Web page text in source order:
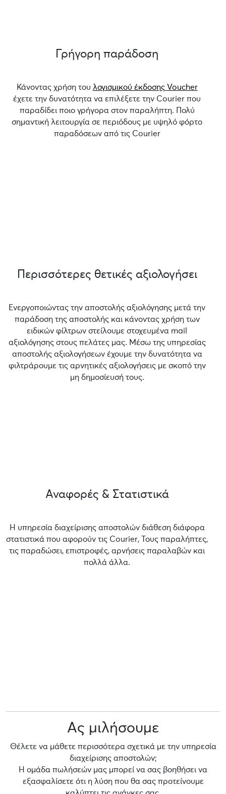
Γρήγορη παράδοση
Κάνοντας χρήση του λογισμικού έκδοσης Voucher
έχετε την δυνατότητα να επιλέξετε την Courier που
παραδίδει ποιο γρήγορα στον παραλήπτη. Πολύ
σημαντική λειτουργία σε περιόδους με υψηλό φόρτο
παραδόσεων από τις Courier
Περισσότερες θετικές αξιολογήσει
Ενεργοποιώντας την αποστολής αξιολόγησης μετά την
παράδοση της αποστολής και κάνοντας χρήση των
ειδικών φίλτρων στείλουμε στοχευμένα mail
αξιολόγησης στους πελάτες μας. Μέσω της υπηρεσίας
αποστολής αξιολογήσεων έχουμε την δυνατότητα να
φιλτράρουμε τις αρνητικές αξιολογήσεις με σκοπό την
μη δημοσίευσή τους.
Αναφορές & Στατιστικά
Η υπηρεσία διαχείρισης αποστολών διάθεση διάφορα
στατιστικά που αφορούν τις Courier, Τους παραλήπτες,
τις παραδώσει, επιστροφές, αρνήσεις παραλαβών και
πολλά άλλα.
Ας μιλήσουμε
Θέλετε να μάθετε περισσότερα σχετικά με την υπηρεσία
διαχείρισης αποστολών;
Η ομάδα πωλήσεών μας μπορεί να σας βοηθήσει να
εξασφαλίσετε ότι η λύση που θα σας προτείνουμε